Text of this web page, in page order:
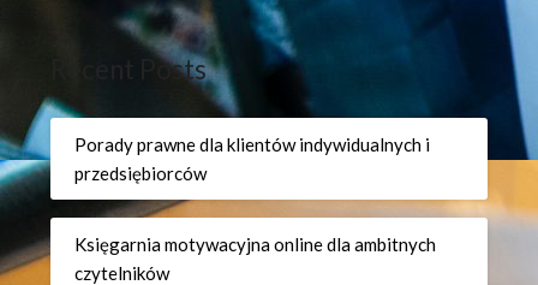
Recent Posts
Porady prawne dla klientów indywidualnych i
przedsiębiorców
Księgarnia motywacyjna online dla ambitnych
czytelników